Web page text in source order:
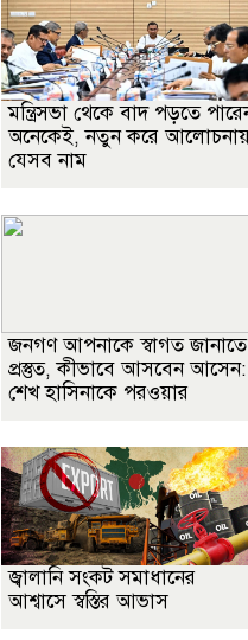
মন্ত্রিসভা থেকে বাদ পড়তে
অনেকেই, নতুন করে
যেসব নাম
জনগণ আপনাকে স্বাগত জানাতে
প্রস্তুত, কীভাবে আসবেন আসেন:
শেখ হাসিনাকে পরওয়ার
জ্বালানি সংকট সমাধানের
আশ্বাসে স্বস্তির আভাস